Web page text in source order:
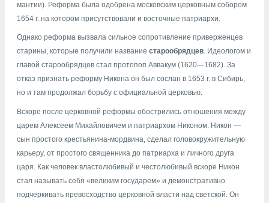
мантии). Реформа была одобрена московским церковным собором
1654 г. на котором присутствовали и восточные патриархи.
Однако реформа вызвала сильное сопротивление приверженцев
старины, которые получили название старообрядцев. Идеологом и
главой старообрядцев стал протопоп Аввакум (1620—1682). За
отказ признать реформу Никона он был сослан в 1653 г. в Сибирь,
но и там продолжал борьбу с официальной церковью.
Вскоре после церковной реформы обострились отношения между
царем Алексеем Михайловичем и патриархом Никоном. Никон —
сын простого крестьянина-мордвина, сделал головокружительную
карьеру, от простого священника до патриарха и личного друга
царя. Как человек властолюбивый и честолюбивый вскоре Никон
стал называть себя «великим государем» и демонстративно
подчеркивать превосходство церковной власти над светской. Он